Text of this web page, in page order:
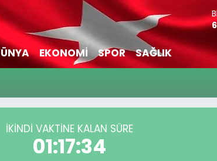
EKONOMİ SPOR SAĞLIK
İKINDI VAKTİNE KALAN SÜRE
01:17:33